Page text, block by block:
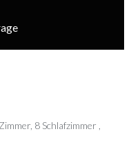
8 Schlafzimmer ,